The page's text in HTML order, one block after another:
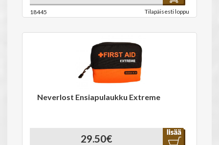
18445 Tilapäisesti loppu
Neverlost Ensiapulaukku Extreme
29.50€